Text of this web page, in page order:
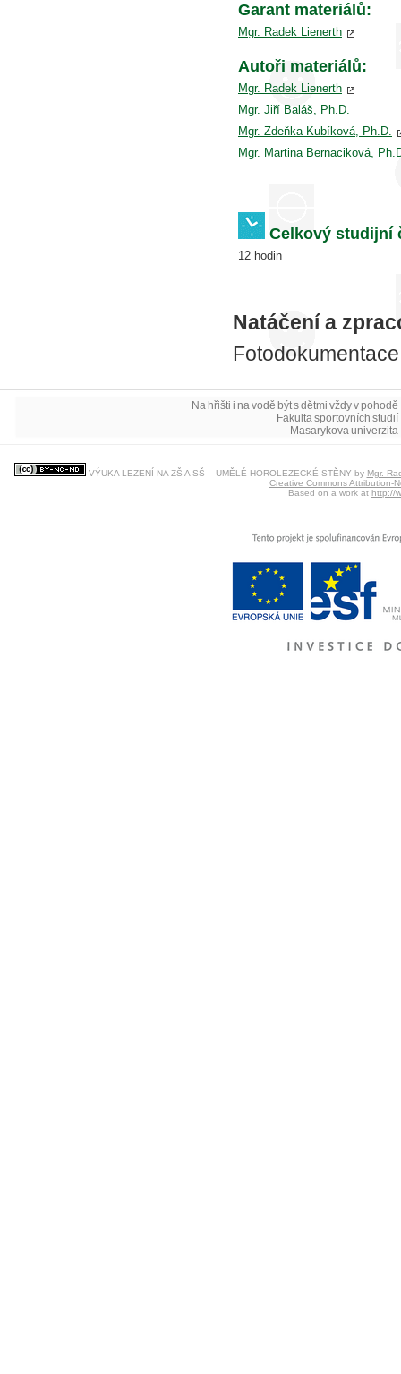
Garant materiálů:
Mgr. Radek Lienerth
Autoři materiálů:
Mgr. Radek Lienerth
Mgr. Jiří Baláš, Ph.D.
Mgr. Zdeňka Kubíková, Ph.D.
Mgr. Martina Bernaciková,
Celkový studijní
12 hodin
Natáčení a
Na hřišti i na vodě být s dětmi vždy v pohodě
Fakulta sportovních studií
Masarykova univerzita
VÝUKA LEZENÍ NA ZŠ A SŠ – UMĚLÉ HOROLEZECKÉ STĚNY by Mgr.
Creative Commons Attribution-
Based on a work at http://